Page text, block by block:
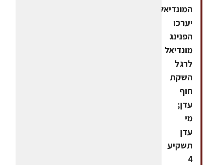
המונדיאל;
יערכו
הפנינג
מונדיאל
לרגל
השקת
חוף
עדן;
מי
עדן
תשקיע
4